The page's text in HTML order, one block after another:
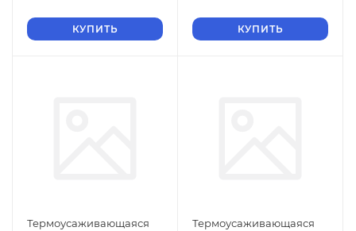
КУПИТЬ КУПИТЬ
Термоусаживающаяся
Термоусаживающаяся